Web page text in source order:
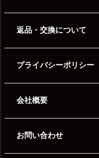
返品・交換について
プライバシーポリシー
会社概要
お問い合わせ